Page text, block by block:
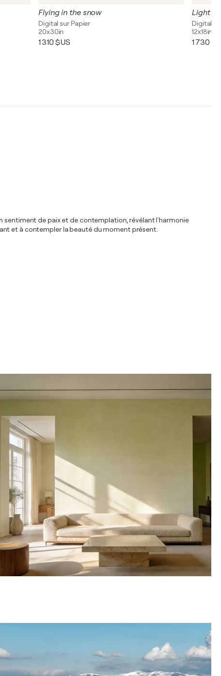
Flying in the snow
Digital sur Papier
20x30in
1 310 $US
Light
Digital
12x18in
1 730
sentiment de paix et de contemplation, révélant l'harmonie
et à contempler la beauté du moment présent.